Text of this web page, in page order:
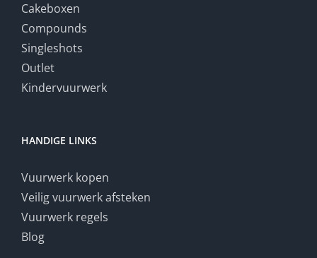
Cakeboxen
Compounds
Singleshots
Outlet
Kindervuurwerk
HANDIGE LINKS
Vuurwerk kopen
Veilig vuurwerk afsteken
Vuurwerk regels
Blog